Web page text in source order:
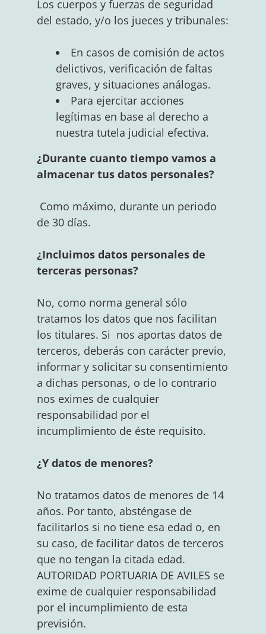
Los cuerpos y fuerzas de seguridad
del estado, y/o los jueces y tribunales:
En casos de comisión de actos
delictivos, verificación de faltas
graves, y situaciones análogas.
Para ejercitar acciones
legítimas en base al derecho a
nuestra tutela judicial efectiva.
¿Durante cuanto tiempo vamos a
almacenar tus datos personales?
Como máximo, durante un periodo
de 30 días.
¿Incluimos datos personales de
terceras personas?
No, como norma general sólo
tratamos los datos que nos facilitan
los titulares. Si nos aportas datos de
terceros, deberás con carácter previo,
informar y solicitar su consentimiento
a dichas personas, o de lo contrario
nos eximes de cualquier
responsabilidad por el
incumplimiento de éste requisito.
¿Y datos de menores?
No tratamos datos de menores de 14
años. Por tanto, absténgase de
facilitarlos si no tiene esa edad o, en
su caso, de facilitar datos de terceros
que no tengan la citada edad.
AUTORIDAD PORTUARIA DE AVILES se
exime de cualquier responsabilidad
por el incumplimiento de esta
previsión.